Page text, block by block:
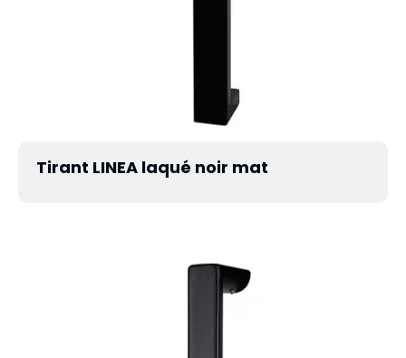
Tirant LINEA laqué noir mat